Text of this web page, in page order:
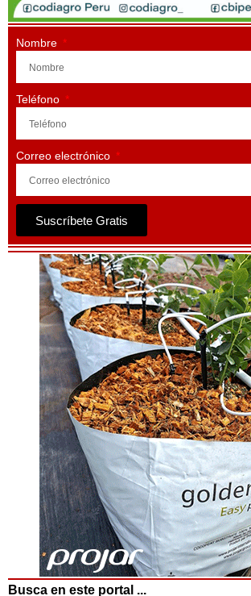
Nombre
Teléfono
Correo electrónico
Suscríbete Gratis
Busca en este portal ...